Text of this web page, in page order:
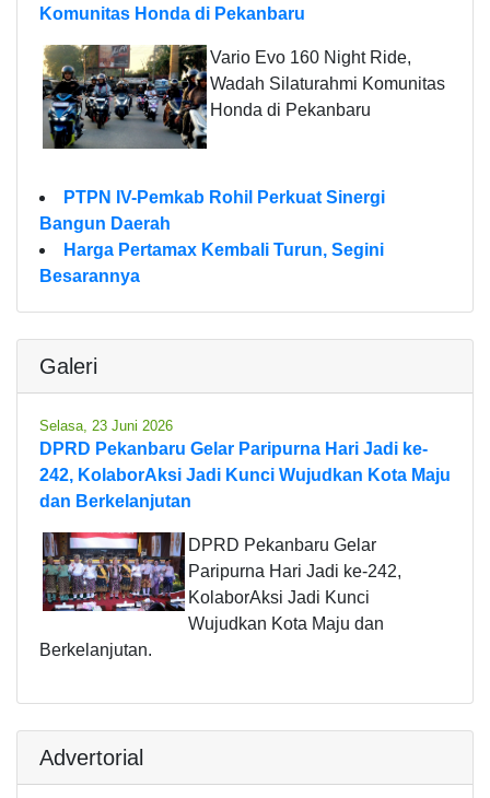
Komunitas Honda di Pekanbaru
Vario Evo 160 Night Ride,
Wadah Silaturahmi Komunitas
Honda di Pekanbaru
PTPN IV-Pemkab Rohil Perkuat Sinergi
Bangun Daerah
Harga Pertamax Kembali Turun, Segini
Besarannya
Galeri
Selasa, 23 Juni 2026
DPRD Pekanbaru Gelar Paripurna Hari Jadi ke-
242, KolaborAksi Jadi Kunci Wujudkan Kota Maju
dan Berkelanjutan
DPRD Pekanbaru Gelar
Paripurna Hari Jadi ke-242,
KolaborAksi Jadi Kunci
Wujudkan Kota Maju dan
Berkelanjutan.
Advertorial